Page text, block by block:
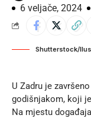
6 veljače, 2024
Shutterstock/
U Zadru je
godišnjakom, koji
Na mjestu